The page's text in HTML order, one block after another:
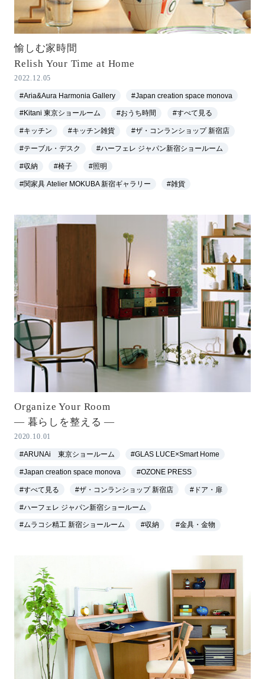
愉しむ家時間
Relish Your Time at Home
2022.12.05
#Aria&Aura Harmonia Gallery #Japan creation space monova
#Kitani 東京ショールーム #おうち時間 #すべて見る
#キッチン #キッチン雑貨 #ザ・コンランショップ 新宿店
#テーブル・デスク #ハーフェレ ジャパン新宿ショールーム
#収納 #椅子 #照明
#関家具 Atelier MOKUBA 新宿ギャラリー #雑貨
Organize Your Room
― 暮らしを整える ―
2020.10.01
#ARUNAi 東京ショールーム #GLAS LUCE×Smart Home
#Japan creation space monova #OZONE PRESS
#すべて見る #ザ・コンランショップ 新宿店 #ドア・扉
#ハーフェレ ジャパン新宿ショールーム
#ムラコシ精工 新宿ショールーム #収納 #金具・金物